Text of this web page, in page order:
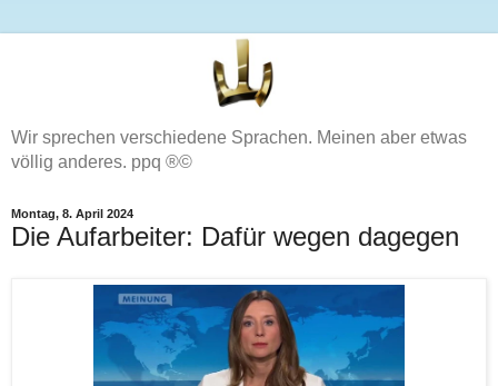
Wir sprechen verschiedene Sprachen. Meinen aber etwas
völlig anderes. ppq ®©
Montag, 8. April 2024
Die Aufarbeiter: Dafür wegen dagegen